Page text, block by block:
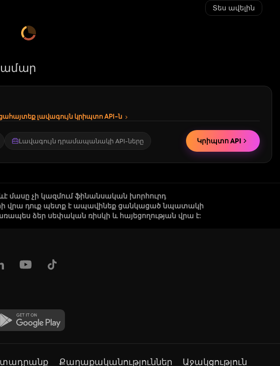
Տես ավելին
լավագույն կրիպտո API-ն
Լավագույն դրամապանակի API-ները Կրիպտո API
մասը չի կազմում ֆինանսական խորհուրդ
վրա դուք պետք է ապավինեք ցանկացած նպատակի
ձեր սեփական ռիսկի և հայեցողության վրա է:
Քաղաքականություններ Աջակցություն